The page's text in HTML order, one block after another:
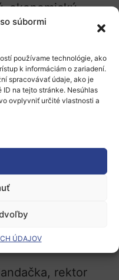
súbormi
používame technológie, ako
k informáciám o zariadení.
spracovávať údaje, ako je
na tejto stránke. Nesúhlas
ovplyvniť určité vlastnosti a
ÚDAJOV
ekonomický,
blahobyt i
Šajgalík,
memoranda
hlavne pre
sektoru, k
1. 2022
výskumnú
získame aj v
rektor